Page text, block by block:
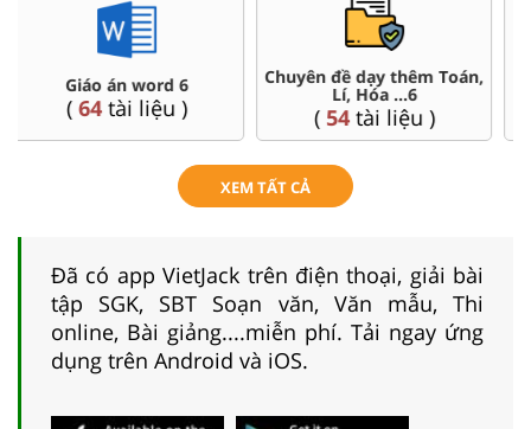
Đề thi HSG 6
(4tài liệu )
Trắc nghiệm đúng sai 6
(26tài liệu )
XEM TẤT CẢ
Đã có app VietJack trên điện thoại, giải bài
tập SGK, SBT Soạn văn, Văn mẫu, Thi
online, Bài giảng....miễn phí. Tải ngay ứng
dụng trên Android và iOS.